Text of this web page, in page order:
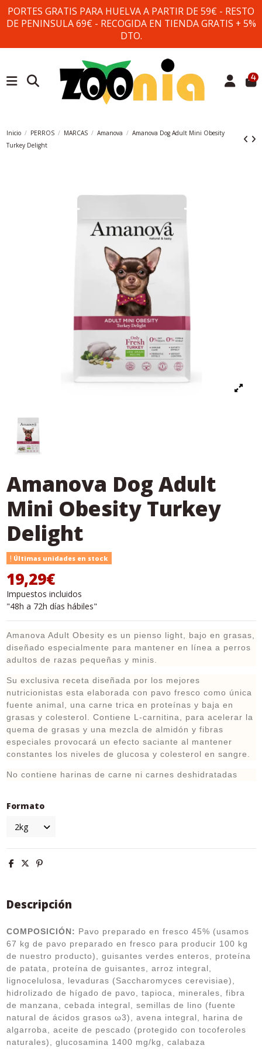
PORTES GRATIS PARA HUELVA A PARTIR DE 59€ - RESTO
DE PENINSULA 69€ - RECOGIDA EN TIENDA GRATIS + 5%
DTO.
4
Inicio PERROS MARCAS Amanova
Amanova Dog Adult Mini Obesity
Turkey Delight
Amanova Dog Adult
Mini Obesity Turkey
Delight
Últimas unidades en stock
19,29€
Impuestos incluidos
"48h a 72h días hábiles"
Amanova Adult Obesity es un pienso light, bajo en grasas,
diseñado especialmente para mantener en línea a perros
adultos de razas pequeñas y minis.
Su exclusiva receta diseñada por los mejores
nutricionistas esta elaborada con pavo fresco como única
fuente animal, una carne trica en proteínas y baja en
grasas y colesterol. Contiene L-carnitina, para acelerar la
quema de grasas y una mezcla de almidón y fibras
especiales provocará un efecto saciante al mantener
constantes los niveles de glucosa y colesterol en sangre.
No contiene harinas de carne ni carnes deshidratadas
Formato
Descripción
COMPOSICIÓN: Pavo preparado en fresco 45% (usamos
67 kg de pavo preparado en fresco para producir 100 kg
de nuestro producto), guisantes verdes enteros, proteína
de patata, proteína de guisantes, arroz integral,
lignocelulosa, levaduras (Saccharomyces cerevisiae),
hidrolizado de hígado de pavo, tapioca, minerales, fibra
de manzana, cebada integral, semillas de lino (fuente
natural de ácidos grasos ω3), avena integral, harina de
algarroba, aceite de pescado (protegido con tocoferoles
naturales), glucosamina 1400 mg/kg, calabaza